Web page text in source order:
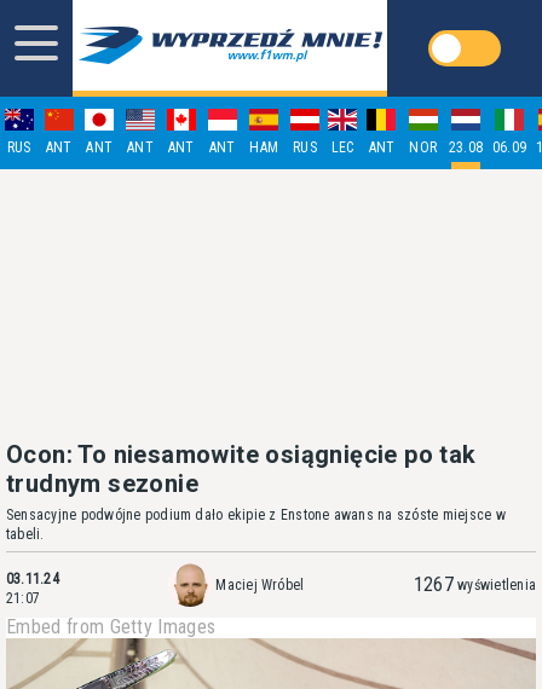
RUS ANT ANT ANT ANT ANT HAM RUS LEC ANT NOR 23.08 06.09
Ocon: To niesamowite osiągnięcie po tak
trudnym sezonie
Sensacyjne podwójne podium dało ekipie z Enstone awans na szóste miejsce w
tabeli.
03.11.24
21:07
Maciej Wróbel 1267 wyświetlenia
Embed from Getty Images